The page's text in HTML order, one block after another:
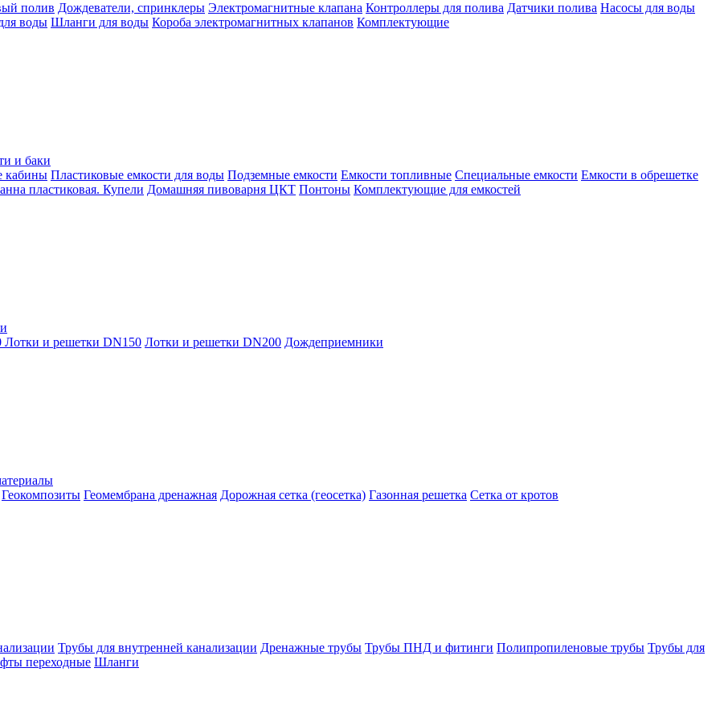
полив Дождеватели, спринклеры Электромагнитные клапана Контроллеры для полива Датчики полива Насосы для воды
воды Шланги для воды Короба электромагнитных клапанов Комплектующие
и баки
кабины Пластиковые емкости для воды Подземные емкости Емкости топливные Специальные емкости Емкости в обрешетке
пластиковая. Купели Домашняя пивоварня ЦКТ Понтоны Комплектующие для емкостей
Лотки и решетки DN150 Лотки и решетки DN200 Дождеприемники
Геокомпозиты Геомембрана дренажная Дорожная сетка (геосетка) Газонная решетка Сетка от кротов
Трубы для внутренней канализации Дренажные трубы Трубы ПНД и фитинги Полипропиленовые трубы Трубы для
переходные Шланги